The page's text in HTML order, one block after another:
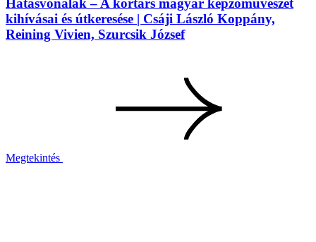
Hatásvonalak – A kortárs magyar képzőművészet
kihívásai és útkeresése | Csáji László Koppány,
Reining Vivien, Szurcsik József
Megtekintés